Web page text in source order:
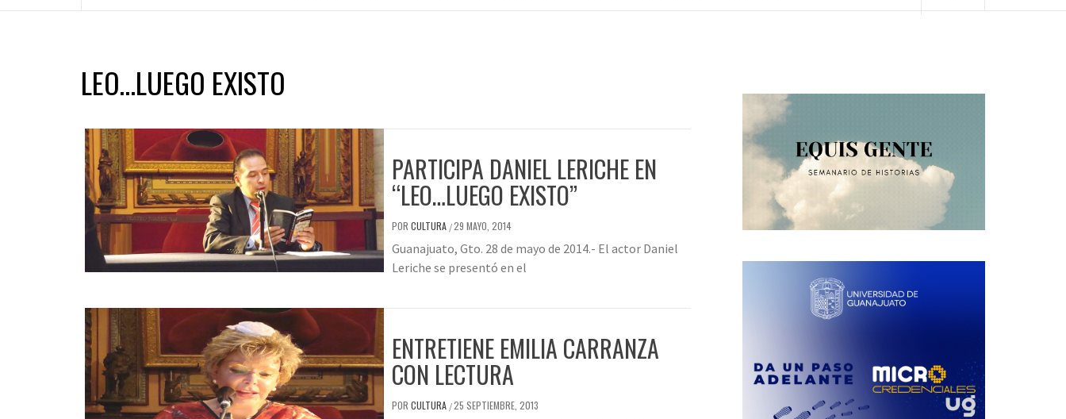
LEO…LUEGO EXISTO
PARTICIPA DANIEL LERICHE EN
“LEO…LUEGO EXISTO”
POR CULTURA /29 MAYO, 2014
Guanajuato, Gto. 28 de mayo de 2014.- El actor Daniel
Leriche se presentó en el
ENTRETIENE EMILIA CARRANZA
CON LECTURA
POR CULTURA /25 SEPTIEMBRE, 2013